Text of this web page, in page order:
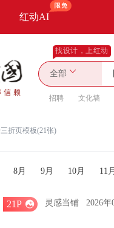
红动AI
找设计，上红动
全部
招聘 文化墙
折页模板(21张)
8月 9月 10月 11月
21P  灵感当铺 2026